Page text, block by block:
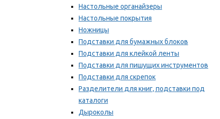
Настольные органайзеры
Настольные покрытия
Ножницы
Подставки для бумажных блоков
Подставки для клейкой ленты
Подставки для пишущих инструментов
Подставки для скрепок
Разделители для книг, подставки под
каталоги
Дыроколы